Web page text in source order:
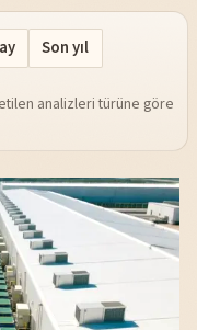
Son yıl
analizleri türüne göre